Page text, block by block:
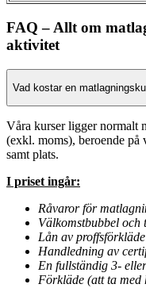
FAQ – Allt om
aktivitet
Vad kostar en
Våra kurser ligger normalt
(exkl. moms), beroende
samt plats.
I priset ingår:
Råvaror för
Välkomstbubbel
Lån av
Handledning av
En fullständig 3-
Förkläde (att ta med